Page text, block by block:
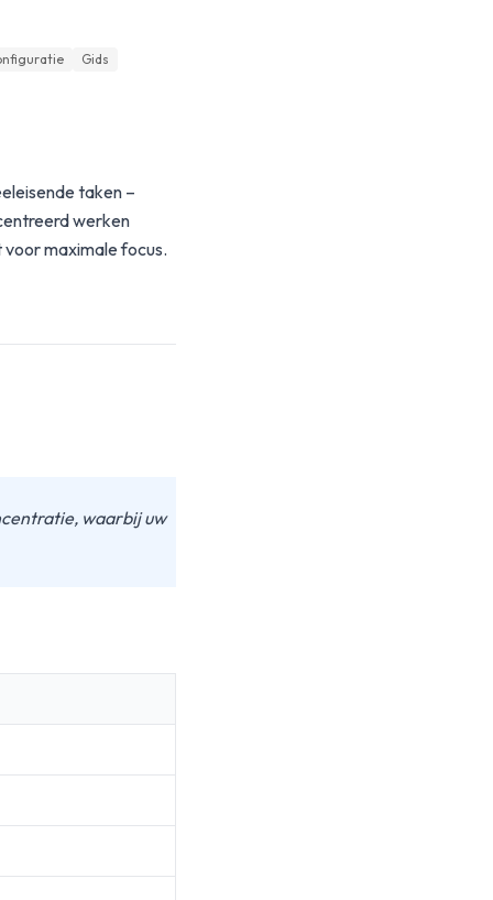
Gids
taken –
werken
maximale focus.
waarbij uw